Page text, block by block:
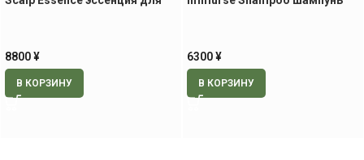
8800¥
В КОРЗИНУ
6300¥
В КОРЗИНУ